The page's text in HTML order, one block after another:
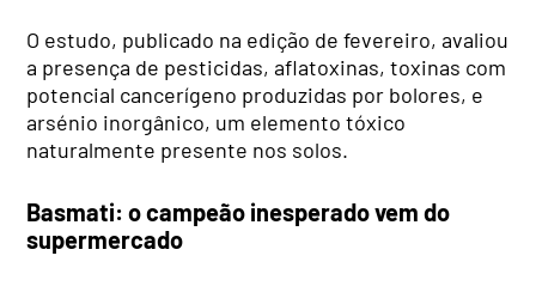
O estudo, publicado na edição de fevereiro, avaliou
a presença de pesticidas, aflatoxinas, toxinas com
potencial cancerígeno produzidas por bolores, e
arsénio inorgânico, um elemento tóxico
naturalmente presente nos solos.
Basmati: o campeão inesperado vem do
supermercado